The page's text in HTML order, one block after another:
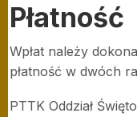
Płatność
Wpłat należy
płatność w dwóch
PTTK Oddział